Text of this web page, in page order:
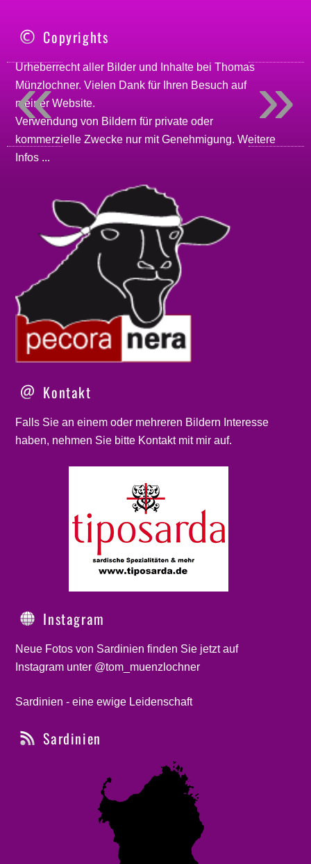
Copyrights
Urheberrecht aller Bilder und Inhalte beiThomas
Münzlochner. Vielen Dank für Ihren Besuch auf
meinerWebsite.
Verwendung von Bildern für private oder
kommerzielle Zwecke nur mit Genehmigung.Weitere
Infos ...
Kontakt
Falls Sie an einem oder mehreren Bildern Interesse
haben, nehmen Sie bitte Kontaktmit mir auf.
Instagram
Neue Fotos von Sardinien finden Sie jetzt auf
Instagram unter @tom_muenzlochner
Sardinien - eine ewige Leidenschaft
Sardinien
»
«